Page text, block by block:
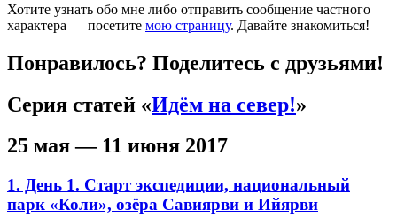
Хотите узнать обо мне либо отправить сообщение частного
характера — посетите мою страницу. Давайте знакомиться!
Понравилось? Поделитесь с друзьями!
Серия статей «Идём на север!»
25 мая — 11 июня 2017
1. День 1. Старт экспедиции, национальный
парк «Коли», озёра Савиярви и Ийярви